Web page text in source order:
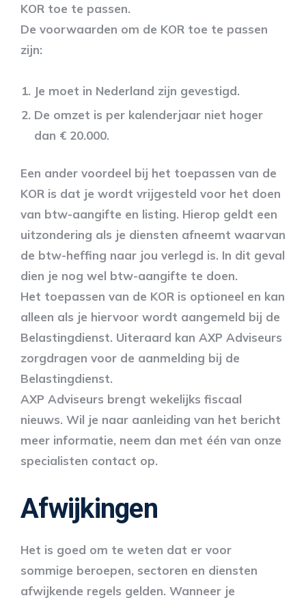
KOR toe te passen.
De voorwaarden om de KOR toe te passen
zijn:
Je moet in Nederland zijn gevestigd.
De omzet is per kalenderjaar niet hoger
dan € 20.000.
Een ander voordeel bij het toepassen van de
KOR is dat je wordt vrijgesteld voor het doen
van btw-aangifte en listing. Hierop geldt een
uitzondering als je diensten afneemt waarvan
de btw-heffing naar jou verlegd is. In dit geval
dien je nog wel btw-aangifte te doen.
Het toepassen van de KOR is optioneel en kan
alleen als je hiervoor wordt aangemeld bij de
Belastingdienst. Uiteraard kan AXP Adviseurs
zorgdragen voor de aanmelding bij de
Belastingdienst.
AXP Adviseurs brengt wekelijks fiscaal
nieuws. Wil je naar aanleiding van het bericht
meer informatie, neem dan met één van onze
specialisten contact op.
Afwijkingen
Het is goed om te weten dat er voor
sommige beroepen, sectoren en diensten
afwijkende regels gelden. Wanneer je